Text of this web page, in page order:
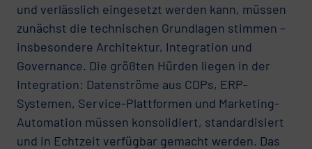
und verlässlich eingesetzt werden kann, müssen
zunächst die technischen Grundlagen stimmen –
insbesondere Architektur, Integration und
Governance. Die größten Hürden liegen in der
Integration: Datenströme aus CDPs, ERP-
Systemen, Service-Plattformen und Marketing-
Automation müssen konsolidiert, standardisiert
und in Echtzeit verfügbar gemacht werden. Das